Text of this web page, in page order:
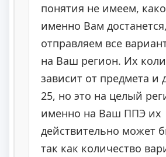
понятия не имеем,
именно Вам
отправляем все
на Ваш регион. Их
зависит от предмета и
25, но это на целый
именно на Ваш ППЭ их
действительно может
так как количество